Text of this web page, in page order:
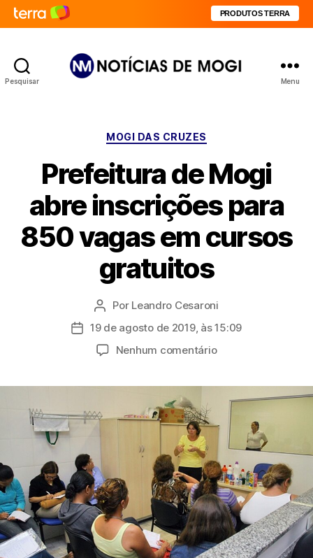
PRODUTOS TERRA
Pesquisar Menu
Categorias
MOGI DAS CRUZES
Prefeitura de Mogi
abre inscrições para
850 vagas em cursos
gratuitos
Autor
do
Por Leandro Cesaroni
Data
publicação
19 de agosto de 2019, às 15:09
Nenhum comentárioem
abre
inscrições
para
vagas
em
cursos
gratuitos